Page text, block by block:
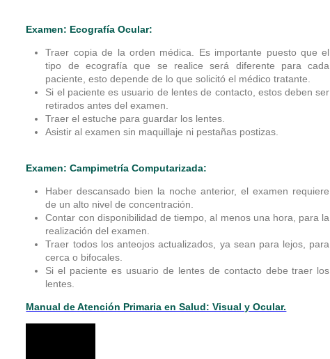
Examen: Ecografía Ocular:
Traer copia de la orden médica. Es importante puesto que el
tipo de ecografía que se realice será diferente para cada
paciente, esto depende de lo que solicitó el médico tratante.
Si el paciente es usuario de lentes de contacto, estos deben ser
retirados antes del examen.
Traer el estuche para guardar los lentes.
Asistir al examen sin maquillaje ni pestañas postizas.
Examen: Campimetría Computarizada:
Haber descansado bien la noche anterior, el examen requiere
de un alto nivel de concentración.
Contar con disponibilidad de tiempo, al menos una hora, para la
realización del examen.
Traer todos los anteojos actualizados, ya sean para lejos, para
cerca o bifocales.
Si el paciente es usuario de lentes de contacto debe traer los
lentes.
Manual de Atención Primaria en Salud: Visual y Ocular.